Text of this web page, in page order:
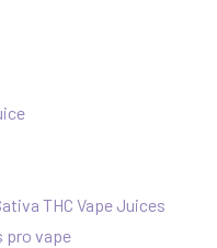
THC Vape Juices
pro vape